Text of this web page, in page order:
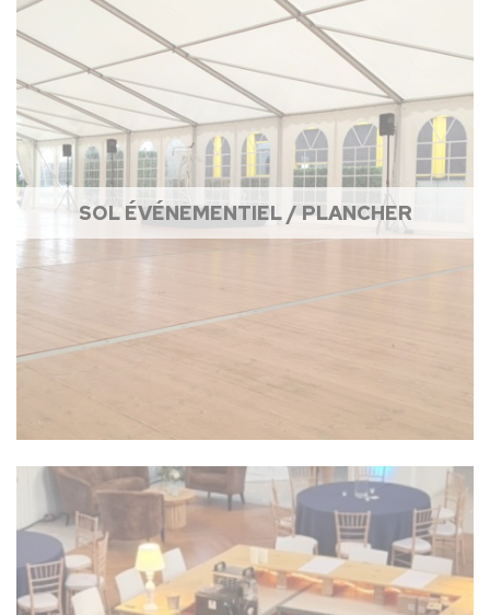
SOL ÉVÉNEMENTIEL / PLANCHER